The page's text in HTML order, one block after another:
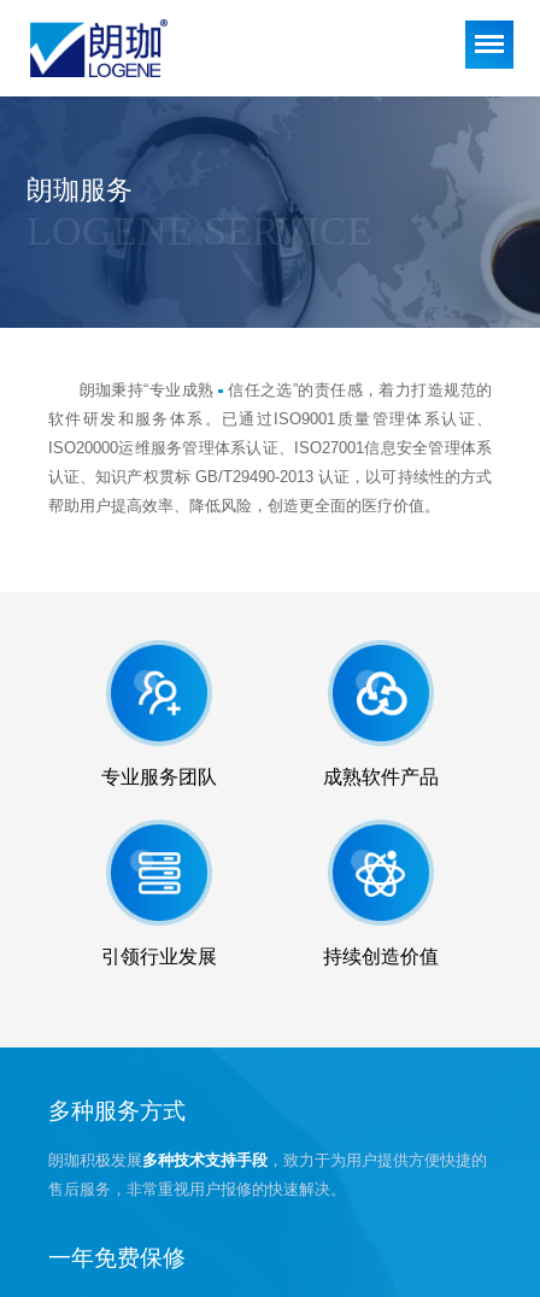
朗珈服务
LOGENE SERVICE
朗珈秉持“专业成熟
信任之选”的责任感，着力打造规范的
软件研发和服务体系。已通过ISO9001质量管理体系认证、
ISO20000运维服务管理体系认证、ISO27001信息安全管理体系
认证、知识产权贯标 GB/T29490-2013 认证，以可持续性的方式
帮助用户提高效率、降低风险，创造更全面的医疗价值。
专业服务团队 成熟软件产品
引领行业发展 持续创造价值
多种服务方式
朗珈积极发展多种技术支持手段 ，致力于为用户提供方便快捷的
售后服务，非常重视用户报修的快速解决。
一年免费保修